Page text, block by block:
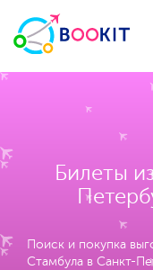
Билеты
Поиск и покупка
Стамбула в Санкт-